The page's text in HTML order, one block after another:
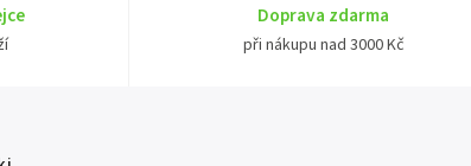
Doprava zdarma
při nákupu nad 3000 Kč